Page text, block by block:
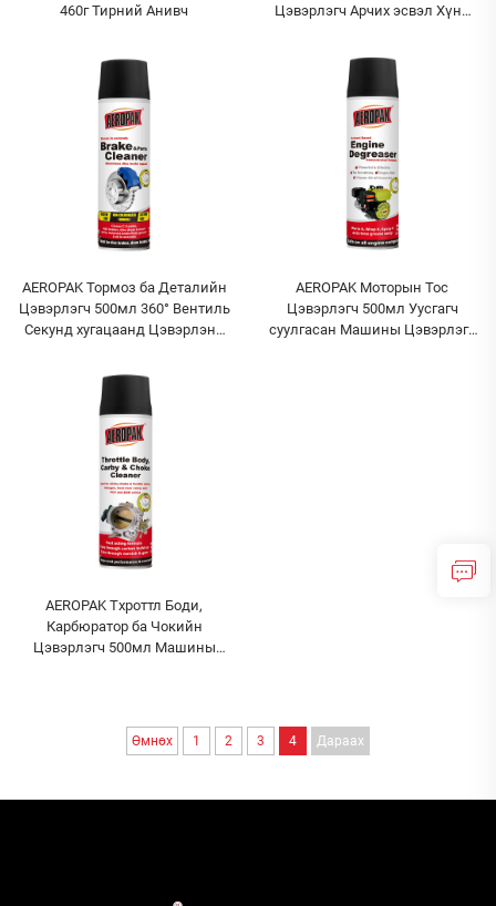
460г Тирний Анивч
Цэвэрлэгч Арчих эсвэл Хүнд
AEROPAK Тормоз ба Деталийн
Цэвэрлэгч 500мл 360° Вентиль
Секунд хугацаанд Цэвэрлэнэ
AEROPAK Моторын Тос
Цэвэрлэгч 500мл Уусгагч
суулгасан Машины Цэвэрлэгч
AEROPAK Тхроттл Боди,
Карбюратор ба Чокийн
Цэвэрлэгч 500мл Машины
Өмнөх 1 2 3 4 Дараах